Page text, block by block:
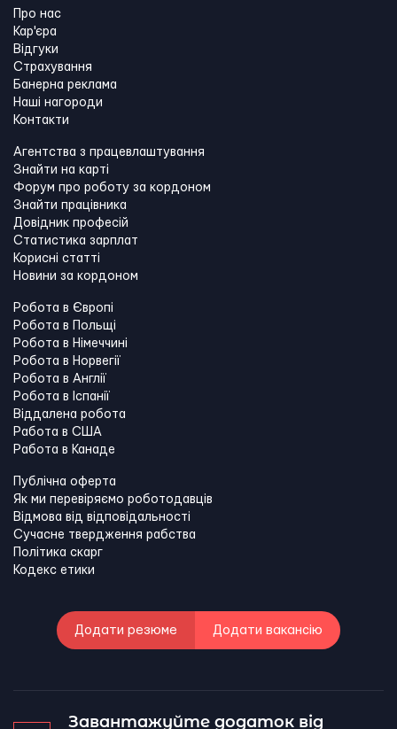
Про нас
Кар'єра
Відгуки
Страхування
Банерна реклама
Наші нагороди
Контакти
Агентства з працевлаштування
Знайти на карті
Форум про роботу за кордоном
Знайти працівника
Довідник професій
Статистика зарплат
Корисні статті
Новини за кордоном
Робота в Європі
Робота в Польщі
Робота в Німеччині
Робота в Норвегії
Робота в Англії
Робота в Іспанії
Віддалена робота
Работа в США
Работа в Канадe
Публічна оферта
Як ми перевіряємо роботодавців
Відмова від відповідальності
Сучасне твердження рабства
Політика скарг
Кодекс етики
Додати резюме Додати вакансію
Завантажуйте додаток від